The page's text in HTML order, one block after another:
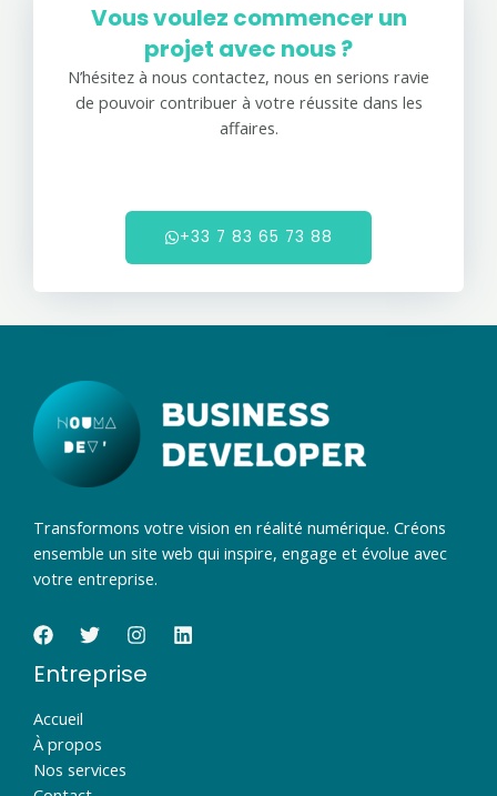
Vous voulez commencer un
projet avec nous ?
N’hésitez à nous contactez, nous en serions ravie
de pouvoir contribuer à votre réussite dans les
affaires.
+33 7 83 65 73 88
Transformons votre vision en réalité numérique. Créons
ensemble un site web qui inspire, engage et évolue avec
votre entreprise.
Entreprise
Accueil
À propos
Nos services